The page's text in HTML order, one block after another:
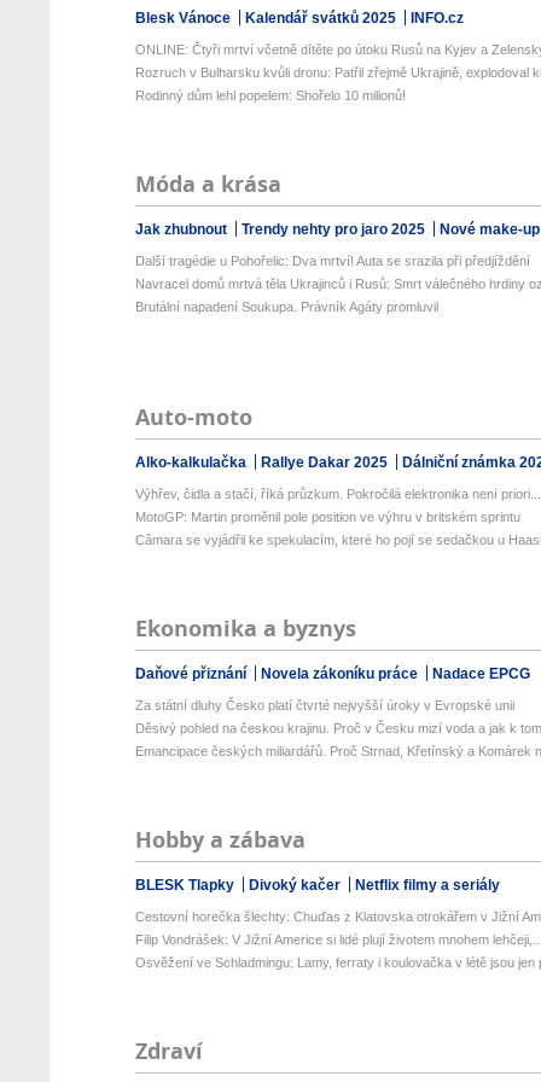
Blesk Vánoce Kalendář svátků 2025 INFO.cz
ONLINE: Čtyři mrtví včetně dítěte po útoku Rusů na Kyjev a
Rozruch v Bulharsku kvůli dronu: Patřil zřejmě Ukrajině, explodoval
Rodinný dům lehl popelem: Shořelo 10 milionů!
Móda a krása
Jak zhubnout Trendy nehty pro jaro 2025 Nové make-
Další tragédie u Pohořelic: Dva mrtví! Auta se srazila při předjíždění
Navracel domů mrtvá těla Ukrajinců i Rusů: Smrt válečného hrdiny
Brutální napadení Soukupa. Právník Agáty promluvil
Auto-moto
Alko-kalkulačka Rallye Dakar 2025 Dálniční známka
Výhřev, čidla a stačí, říká průzkum. Pokročilá elektronika není priori...
MotoGP: Martin proměnil pole position ve výhru v britském sprintu
Câmara se vyjádřil ke spekulacím, které ho pojí se sedačkou u
Ekonomika a byznys
Daňové přiznání Novela zákoníku práce Nadace EPCG
Za státní dluhy Česko platí čtvrté nejvyšší úroky v Evropské unii
Děsivý pohled na českou krajinu. Proč v Česku mizí voda a jak k
Emancipace českých miliardářů. Proč Strnad, Křetínský a Komárek
Hobby a zábava
BLESK Tlapky Divoký kačer Netflix filmy a seriály
Cestovní horečka šlechty: Chuďas z Klatovska otrokářem v Jižní
Filip Vondrášek: V Jižní Americe si lidé plují životem mnohem
Osvěžení ve Schladmingu: Lamy, ferraty i koulovačka v létě jsou jen
Zdraví